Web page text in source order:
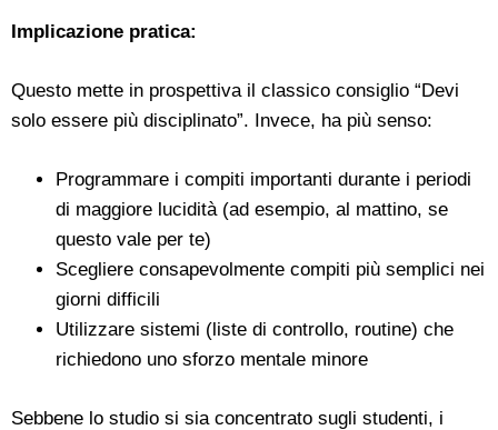
Implicazione pratica:
Questo mette in prospettiva il classico consiglio “Devi
solo essere più disciplinato”. Invece, ha più senso:
Programmare i compiti importanti durante i periodi
di maggiore lucidità (ad esempio, al mattino, se
questo vale per te)
Scegliere consapevolmente compiti più semplici nei
giorni difficili
Utilizzare sistemi (liste di controllo, routine) che
richiedono uno sforzo mentale minore
Sebbene lo studio si sia concentrato sugli studenti, i